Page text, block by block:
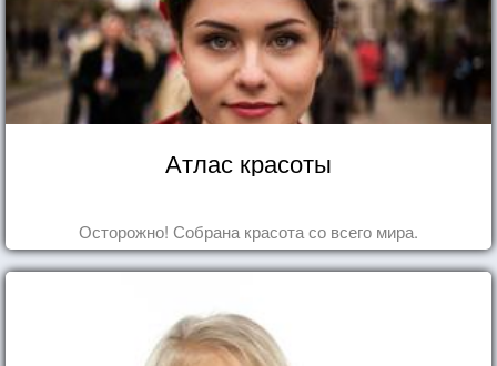
Атлас красоты
Осторожно! Собрана красота со всего мира.